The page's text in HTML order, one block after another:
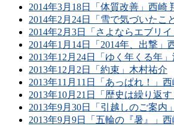
2014年3月18日「体質改善」西崎
2014年2月24日「雪で気づいたこ
2014年2月3日「さよならエブリ
2014年1月14日「2014年、出撃」
2013年12月24日「ゆく年くる年
2013年12月2日「約束」木村祐介
2013年11月11日「あっぱれ！」
2013年10月21日「歴史は繰り返
2013年9月30日「引越しのご案内
2013年9月9日「五輪の『暑』」西